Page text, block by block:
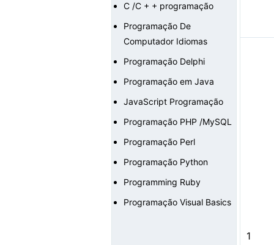
C /C + + programação
Programação De
Computador Idiomas
Programação Delphi
Programação em Java
JavaScript Programação
Programação PHP /MySQL
Programação Perl
Programação Python
Programming Ruby
Programação Visual Basics
1